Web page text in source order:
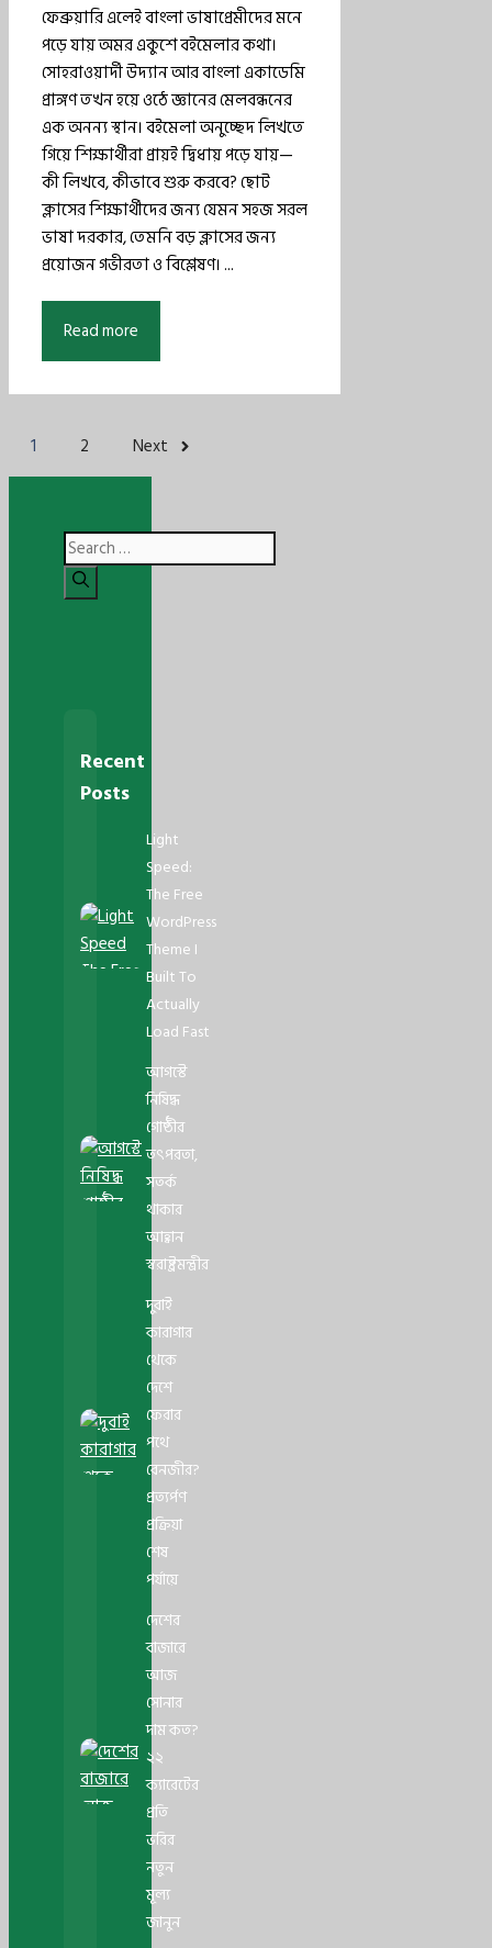
ফেব্রুয়ারি এলেই বাংলা ভাষাপ্রেমীদের মনে
পড়ে যায় অমর একুশে বইমেলার কথা।
সোহরাওয়ার্দী উদ্যান আর বাংলা একাডেমি
প্রাঙ্গণ তখন হয়ে ওঠে জ্ঞানের মেলবন্ধনের
এক অনন্য স্থান। বইমেলা অনুচ্ছেদ লিখতে
গিয়ে শিক্ষার্থীরা প্রায়ই দ্বিধায় পড়ে যায়—
কী লিখবে, কীভাবে শুরু করবে? ছোট
ক্লাসের শিক্ষার্থীদের জন্য যেমন সহজ সরল
ভাষা দরকার, তেমনি বড় ক্লাসের জন্য
প্রয়োজন গভীরতা ও বিশ্লেষণ। ...
Read more
1 2 Next
Search
for:
Recent
Posts
Light
Speed:
The Free
WordPress
Theme I
Built To
Actually
Load Fast
আগস্টে
নিষিদ্ধ
গোষ্ঠীর
তৎপরতা,
সতর্ক
থাকার
আহ্বান
স্বরাষ্ট্রমন্ত্রীর
দুবাই
কারাগার
থেকে
দেশে
ফেরার
পথে
বেনজীর?
প্রত্যর্পণ
প্রক্রিয়া
শেষ
পর্যায়ে
দেশের
বাজারে
আজ
সোনার
দাম কত?
২২
ক্যারেটের
প্রতি
ভরির
নতুন
মূল্য
জানুন